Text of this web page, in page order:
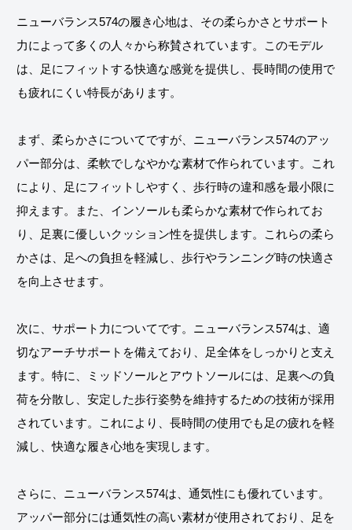
ニューバランス574の履き心地は、その柔らかさとサポート
力によって多くの人々から称賛されています。このモデル
は、足にフィットする快適な感覚を提供し、長時間の使用で
も疲れにくい特長があります。
まず、柔らかさについてですが、ニューバランス574のアッ
パー部分は、柔軟でしなやかな素材で作られています。これ
により、足にフィットしやすく、歩行時の違和感を最小限に
抑えます。また、インソールも柔らかな素材で作られてお
り、足裏に優しいクッション性を提供します。これらの柔ら
かさは、足への負担を軽減し、歩行やランニング時の快適さ
を向上させます。
次に、サポート力についてです。ニューバランス574は、適
切なアーチサポートを備えており、足全体をしっかりと支え
ます。特に、ミッドソールとアウトソールには、足裏への負
荷を分散し、安定した歩行姿勢を維持するための技術が採用
されています。これにより、長時間の使用でも足の疲れを軽
減し、快適な履き心地を実現します。
さらに、ニューバランス574は、通気性にも優れています。
アッパー部分には通気性の高い素材が使用されており、足を